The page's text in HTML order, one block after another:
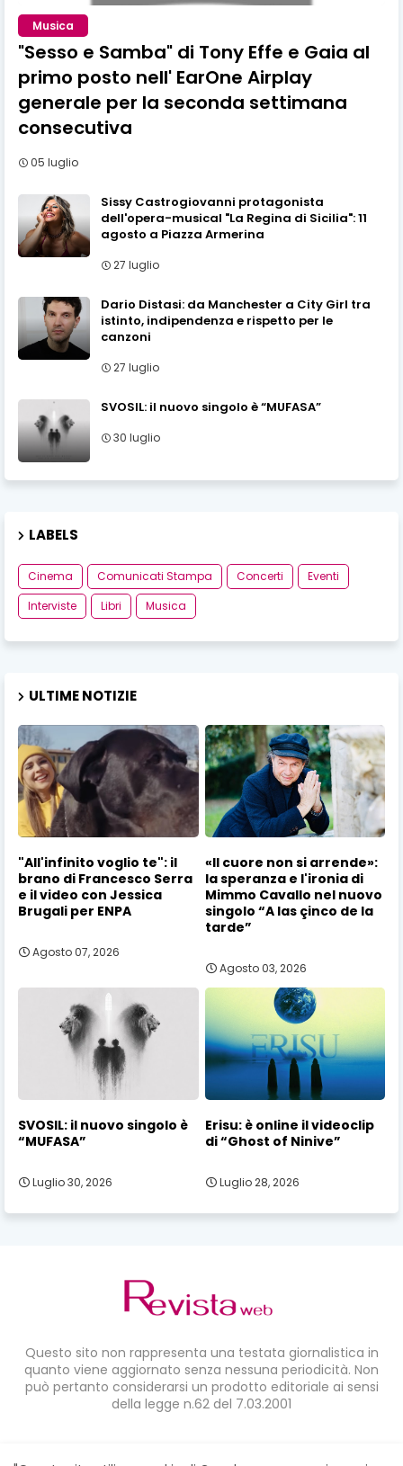
Musica
"Sesso e Samba" di Tony Effe e Gaia al
primo posto nell' EarOne Airplay
generale per la seconda settimana
consecutiva
05 luglio
Sissy Castrogiovanni protagonista
dell'opera-musical "La Regina di Sicilia": 11
agosto a Piazza Armerina
27 luglio
Dario Distasi: da Manchester a City Girl tra
istinto, indipendenza e rispetto per le
canzoni
27 luglio
SVOSIL: il nuovo singolo è “MUFASA”
30 luglio
LABELS
Cinema Comunicati Stampa Concerti
Eventi
Interviste
Libri Musica
ULTIME NOTIZIE
"All'infinito voglio te": il
brano di Francesco Serra
e il video con Jessica
Brugali per ENPA
Agosto 07, 2026
«Il cuore non si arrende»:
la speranza e l'ironia di
Mimmo Cavallo nel nuovo
singolo “A las çinco de la
tarde”
Agosto 03, 2026
SVOSIL: il nuovo singolo è
“MUFASA”
Luglio 30, 2026
Erisu: è online il videoclip
di “Ghost of Ninive”
Luglio 28, 2026
Questo sito non rappresenta una testata giornalistica in
quanto viene aggiornato senza nessuna periodicità. Non
può pertanto considerarsi un prodotto editoriale ai sensi
della legge n.62 del 7.03.2001